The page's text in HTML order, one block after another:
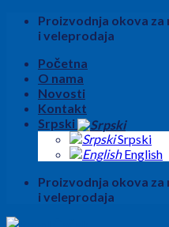
Skip
Proizvodnja okova
i veleprodaja
Početna
O nama
Novosti
Kontakt
Srpski
Srpski
English
Proizvodnja okova
i veleprodaja